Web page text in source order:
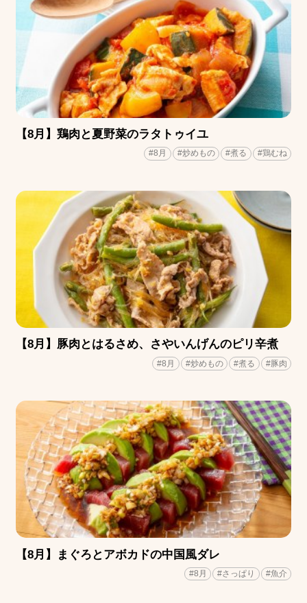
【8月】鶏肉と夏野菜のラタトゥイユ
#8月 #炒めもの #煮る #鶏むね
【8月】豚肉とはるさめ、さやいんげんのピリ辛煮
#8月 #炒めもの #煮る #豚肉
【8月】まぐろとアボカドの中国風ダレ
#8月 #さっぱり #魚介